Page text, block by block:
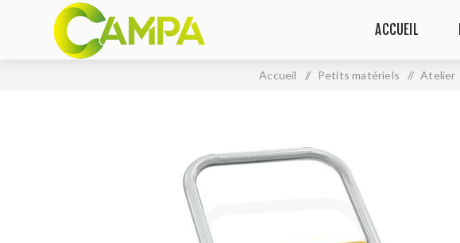
ACCUEIL
Accueil / Petits matériels / Atelier